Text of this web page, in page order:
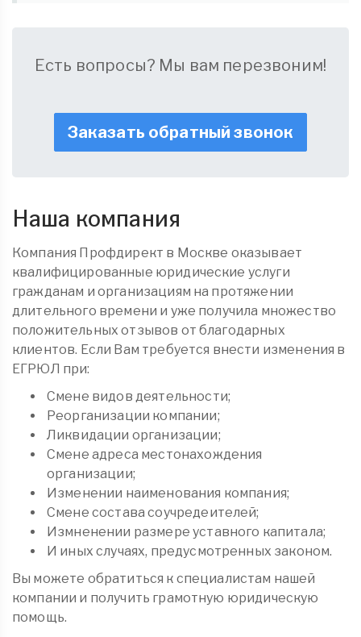
Есть вопросы? Мы вам перезвоним!
Заказать обратный звонок
Наша компания
Компания Профдирект в Москве оказывает
квалифицированные юридические услуги
гражданам и организациям на протяжении
длительного времени и уже получила множество
положительных отзывов от благодарных
клиентов. Если Вам требуется внести изменения в
ЕГРЮЛ при:
Смене видов деятельности;
Реорганизации компании;
Ликвидации организации;
Смене адреса местонахождения
организации;
Изменении наименования компания;
Смене состава соучредеителей;
Измненении размере уставного капитала;
И иных случаях, предусмотренных законом.
Вы можете обратиться к специалистам нашей
компании и получить грамотную юридическую
помощь.